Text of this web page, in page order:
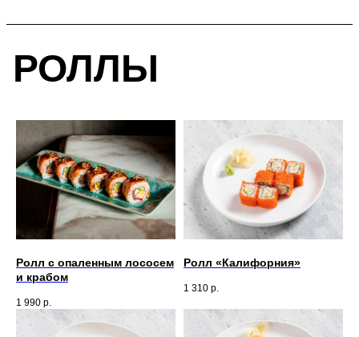
РОЛЛЫ
Ролл с опаленным лососем
и крабом
1 990 р.
Ролл «Калифорния»
1 310 р.